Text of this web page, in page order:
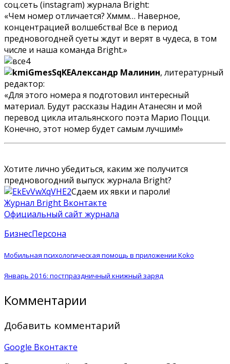
соц.сеть (instagram) журнала Bright:
«Чем номер отличается? Хммм… Наверное,
концентрацией волшебства! Все в период
предновогодней суеты ждут и верят в чудеса, в том
числе и наша команда Bright.»
Александр Малинин, литературный
редактор:
«Для этого номера я подготовил интересный
материал. Будут рассказы Надин Атанесян и мой
перевод цикла итальянского поэта Марио Поцци.
Конечно, этот номер будет самым лучшим!»
Хотите лично убедиться, каким же получится
предновогодний выпуск журнала Bright?
Сдаем их явки и пароли!
Журнал Bright Вконтакте
Официальный сайт журнала
БизнесПерсона
Мобильная психологическая помощь в приложении Koko
Январь 2016: постпраздничный книжный заряд
Комментарии
Добавить комментарий
Google Вконтакте